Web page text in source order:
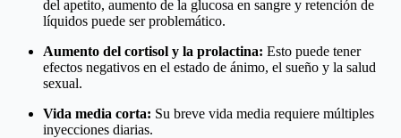
del apetito, aumento de la glucosa en sangre y retención de
líquidos puede ser problemático.
Aumento del cortisol y la prolactina: Esto puede tener
efectos negativos en el estado de ánimo, el sueño y la salud
sexual.
Vida media corta: Su breve vida media requiere múltiples
inyecciones diarias.